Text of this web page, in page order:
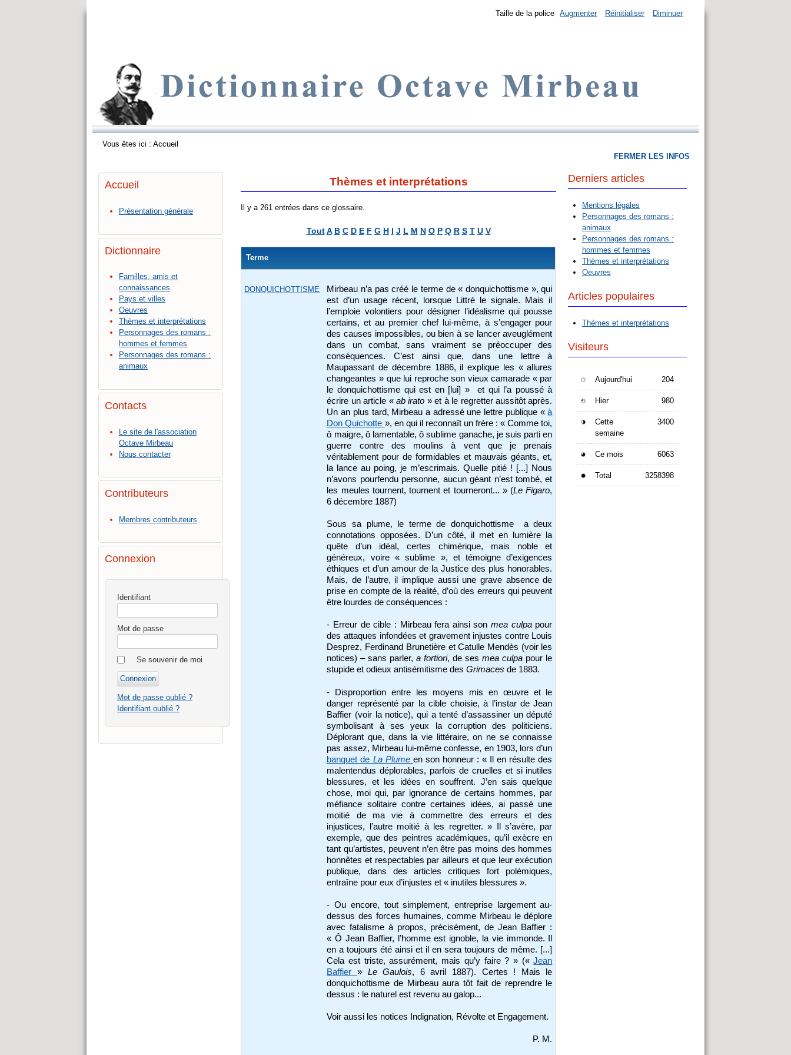
Taille de la police Augmenter Réinitialiser Diminuer
Vous êtes ici : Accueil
Accueil
Présentation générale
Dictionnaire
Familles, amis et
connaissances
Pays et villes
Oeuvres
Thèmes et interprétations
Personnages des romans :
hommes et femmes
Personnages des romans :
animaux
Contacts
Le site de l'association
Octave Mirbeau
Nous contacter
Contributeurs
Membres contributeurs
Connexion
Identifiant
Mot de passe
Se souvenir de moi
Mot de passe oublié ?
Identifiant oublié ?
Thèmes et interprétations
Il y a 261 entrées dans ce glossaire.
Tout A B C D E F G H I J L M N O P Q R S T U V
Terme
DONQUICHOTTISME
Mirbeau n’a pas créé le terme de « donquichottisme », qui
est d’un usage récent, lorsque Littré le signale. Mais il
l’emploie volontiers pour désigner l’idéalisme qui pousse
certains, et au premier chef lui-même, à s’engager pour
des causes impossibles, ou bien à se lancer aveuglément
dans un combat, sans vraiment se préoccuper des
conséquences. C’est ainsi que, dans une lettre à
Maupassant de décembre 1886, il explique les « allures
changeantes » que lui reproche son vieux camarade « par
le donquichottisme qui est en [lui] » et qui l’a poussé à
écrire un article «ab irato » et à le regretter aussitôt après.
Un an plus tard, Mirbeau a adressé une lettre publique «à
Don Quichotte », en qui il reconnaît un frère : « Comme toi,
ô maigre, ô lamentable, ô sublime ganache, je suis parti en
guerre contre des moulins à vent que je prenais
véritablement pour de formidables et mauvais géants, et,
la lance au poing, je m’escrimais. Quelle pitié ! [...] Nous
n’avons pourfendu personne, aucun géant n’est tombé, et
les meules tournent, tournent et tourneront... » (Le Figaro,
6 décembre 1887)
Sous sa plume, le terme de donquichottisme a deux
connotations opposées. D’un côté, il met en lumière la
quête d’un idéal, certes chimérique, mais noble et
généreux, voire « sublime », et témoigne d’exigences
éthiques et d’un amour de la Justice des plus honorables.
Mais, de l’autre, il implique aussi une grave absence de
prise en compte de la réalité, d’où des erreurs qui peuvent
être lourdes de conséquences :
- Erreur de cible : Mirbeau fera ainsi sonmea culpapour
des attaques infondées et gravement injustes contre Louis
Desprez, Ferdinand Brunetière et Catulle Mendès (voir les
notices) – sans parler,a fortiori, de sesmea culpa pour le
stupide et odieux antisémitisme desGrimaces de 1883.
- Disproportion entre les moyens mis en œuvre et le
danger représenté par la cible choisie, à l’instar de Jean
Baffier (voir la notice), qui a tenté d’assassiner un député
symbolisant à ses yeux la corruption des politiciens.
Déplorant que, dans la vie littéraire, on ne se connaisse
pas assez, Mirbeau lui-même confesse, en 1903, lors d’un
banquet de La Plume en son honneur : « Il en résulte des
malentendus déplorables, parfois de cruelles et si inutiles
blessures, et les idées en souffrent. J’en sais quelque
chose, moi qui, par ignorance de certains hommes, par
méfiance solitaire contre certaines idées, ai passé une
moitié de ma vie à commettre des erreurs et des
injustices, l’autre moitié à les regretter. » Il s’avère, par
exemple, que des peintres académiques, qu’il exècre en
tant qu’artistes, peuvent n’en être pas moins des hommes
honnêtes et respectables par ailleurs et que leur exécution
publique, dans des articles critiques fort polémiques,
entraîne pour eux d’injustes et « inutiles blessures ».
- Ou encore, tout simplement, entreprise largement au-
dessus des forces humaines, comme Mirbeau le déplore
avec fatalisme à propos, précisément, de Jean Baffier :
«Ô Jean Baffier, l’homme est ignoble, la vie immonde. Il
en a toujours été ainsi et il en sera toujours de même. [...]
Cela est triste, assurément, mais qu’y faire ? » («Jean
Baffier » Le Gaulois, 6 avril 1887). Certes ! Mais le
donquichottisme de Mirbeau aura tôt fait de reprendre le
dessus : le naturel est revenu au galop...
Voir aussi les notices Indignation, Révolte et Engagement.
P. M.
FERMER LES INFOS
Derniers articles
Mentions légales
Personnages des romans :
animaux
Personnages des romans :
hommes et femmes
Thèmes et interprétations
Oeuvres
Articles populaires
Thèmes et interprétations
Visiteurs
Aujourd'hui 204
Hier 980
Cette
semaine
3400
Ce mois 6063
Total 3258398